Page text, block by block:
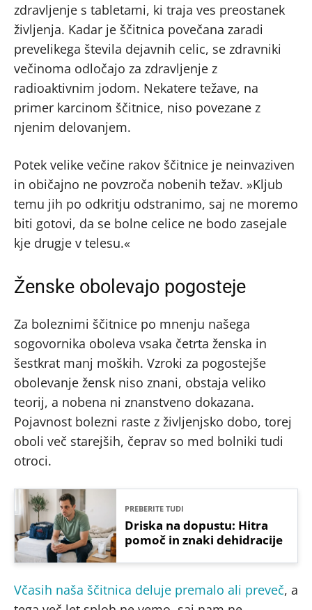
zdravljenje s tabletami, ki traja ves preostanek
življenja. Kadar je ščitnica povečana zaradi
prevelikega števila dejavnih celic, se zdravniki
večinoma odločajo za zdravljenje z
radioaktivnim jodom. Nekatere težave, na
primer karcinom ščitnice, niso povezane z
njenim delovanjem.
Potek velike večine rakov ščitnice je neinvaziven
in običajno ne povzroča nobenih težav. »Kljub
temu jih po odkritju odstranimo, saj ne moremo
biti gotovi, da se bolne celice ne bodo zasejale
kje drugje v telesu.«
Ženske obolevajo pogosteje
Za boleznimi ščitnice po mnenju našega
sogovornika oboleva vsaka četrta ženska in
šestkrat manj moških. Vzroki za pogostejše
obolevanje žensk niso znani, obstaja veliko
teorij, a nobena ni znanstveno dokazana.
Pojavnost bolezni raste z življenjsko dobo, torej
oboli več starejših, čeprav so med bolniki tudi
otroci.
PREBERITE TUDI
Driska na dopustu: Hitra
pomoč in znaki dehidracije
Včasih naša ščitnica deluje premalo ali preveč, a